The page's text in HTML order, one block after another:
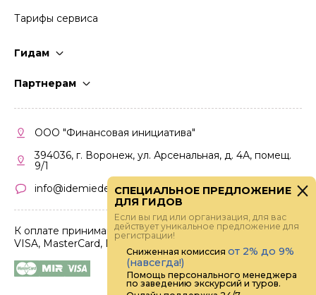
Тарифы сервиса
Гидам
Партнерам
Кабинет партнера
Правила участия
ООО "Финансовая инициатива"
394036, г. Воронеж, ул. Арсенальная, д. 4А, помещ.
9/1
info@idemiedem.ru
К оплате принимаются карты
VISA, MasterCard, МИР
СПЕЦИАЛЬНОЕ ПРЕДЛОЖЕНИЕ
ДЛЯ ГИДОВ
Если вы гид или организация, для вас
действует уникальное предложение для
регистрации!
Сниженная комиссия от 2% до 9%
(навсегда!)
Помощь персонального менеджера
по заведению экскурсий и туров.